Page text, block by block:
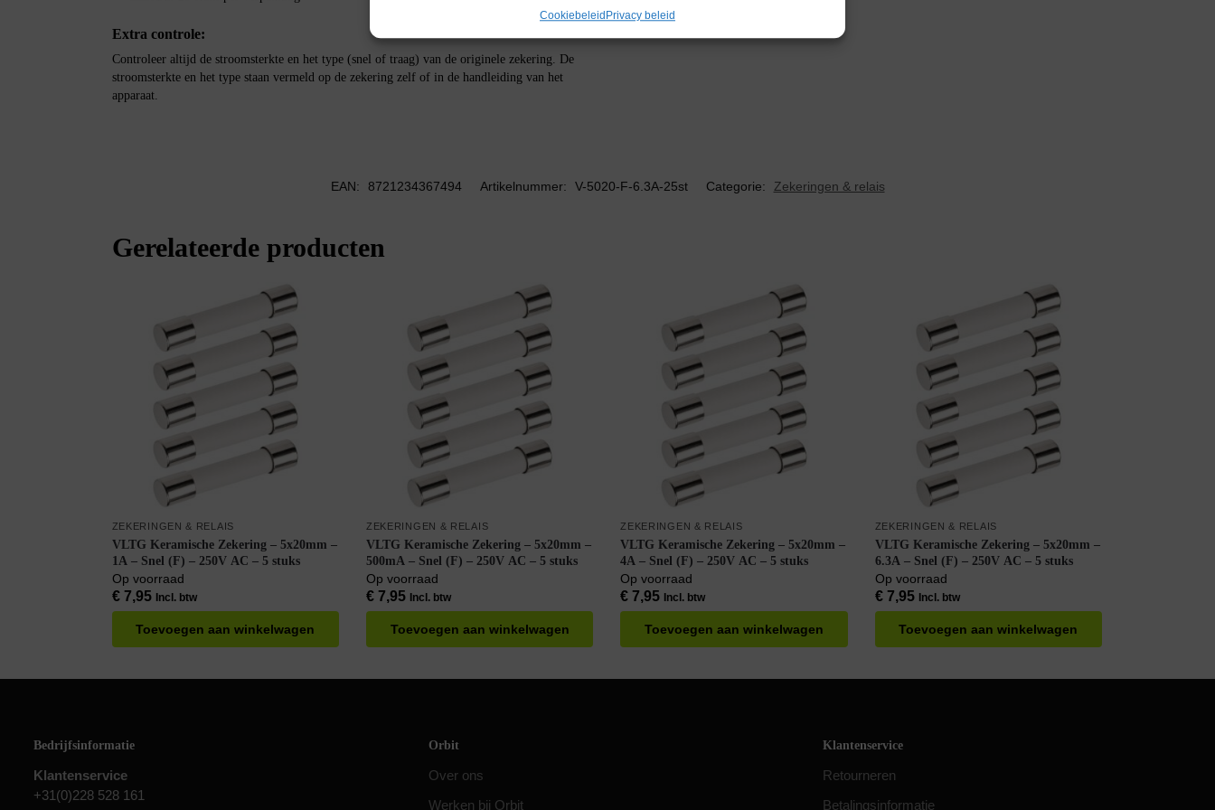
Cookiebeleid Privacy beleid
Extra controle:
Controleer altijd de stroomsterkte en het type (snel of traag) van de originele zekering. De
stroomsterkte en het type staan vermeld op de zekering zelf of in de handleiding van het
apparaat.
EAN: 8721234367494 Artikelnummer: V-5020-F-6.3A-25st Categorie: Zekeringen & relais
Gerelateerde producten
ZEKERINGEN & RELAIS
VLTG Keramische Zekering – 5x20mm –
1A – Snel (F) – 250V AC – 5 stuks
Op voorraad
€7,95 Incl. btw
Toevoegen aan winkelwagen
ZEKERINGEN & RELAIS
VLTG Keramische Zekering – 5x20mm –
500mA – Snel (F) – 250V AC – 5 stuks
Op voorraad
€7,95 Incl. btw
Toevoegen aan winkelwagen
ZEKERINGEN & RELAIS
VLTG Keramische Zekering – 5x20mm –
4A – Snel (F) – 250V AC – 5 stuks
Op voorraad
€ 7,95 Incl. btw
Toevoegen aan winkelwagen
ZEKERINGEN & RELAIS
VLTG Keramische Zekering – 5x20mm –
6.3A – Snel (F) – 250V AC – 5 stuks
Op voorraad
€7,95 Incl. btw
Toevoegen aan winkelwagen
Bedrijfsinformatie
Klantenservice
+31(0)228 528 161
Orbit
Over ons
Werken bij Orbit
Klantenservice
Retourneren
Betalingsinformatie